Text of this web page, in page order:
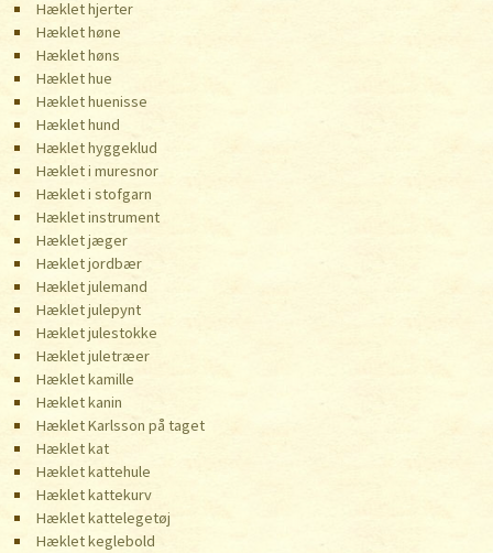
Hæklet hjerter
Hæklet høne
Hæklet høns
Hæklet hue
Hæklet huenisse
Hæklet hund
Hæklet hyggeklud
Hæklet i muresnor
Hæklet i stofgarn
Hæklet instrument
Hæklet jæger
Hæklet jordbær
Hæklet julemand
Hæklet julepynt
Hæklet julestokke
Hæklet juletræer
Hæklet kamille
Hæklet kanin
Hæklet Karlsson på taget
Hæklet kat
Hæklet kattehule
Hæklet kattekurv
Hæklet kattelegetøj
Hæklet keglebold